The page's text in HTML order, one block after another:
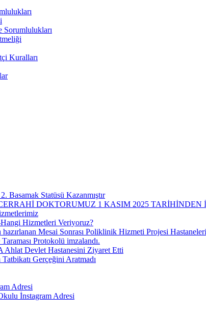
Sorumlulukları
Kuralları
Basamak Statüsü Kazanmıştır
DOKTORUMUZ 1 KASIM 2025
Hizmetleri Veriyoruz?
Mesai Sonrası Poliklinik Hizmeti Projesi
Protokolü imzalandı.
Ahlat Devlet Hastanesini Ziyaret Etti
Gerçeğini Aratmadı
Adresi
İnstagram Adresi